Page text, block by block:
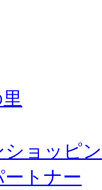
ョッピ
トナー